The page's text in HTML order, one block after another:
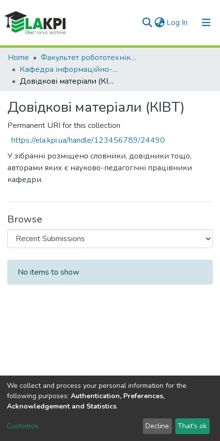
Log In (current)
Communities & Collections
All of DSpace
Home
Факультет робототехніки та приладобудування (ФРП)
Кафедра інформаційно-вимірювальної техніки (КІВТ)
Довідкові матеріали (КІВТ)
Довідкові матеріали (КІВТ)
Permanent URI for this collection
https://ela.kpi.ua/handle/123456789/24490
У зібранні розміщено словники, довідники тощо,
авторами яких є науково-педагогічні працівники
кафедри.
Browse
Recent Submissions
No items to show
DSpace software copyright © 2002-2026 LYRASIS
Send Feedback
We collect and process your personal information for the
following purposes: Authentication, Preferences,
Acknowledgement and Statistics.
Customize Decline That's ok